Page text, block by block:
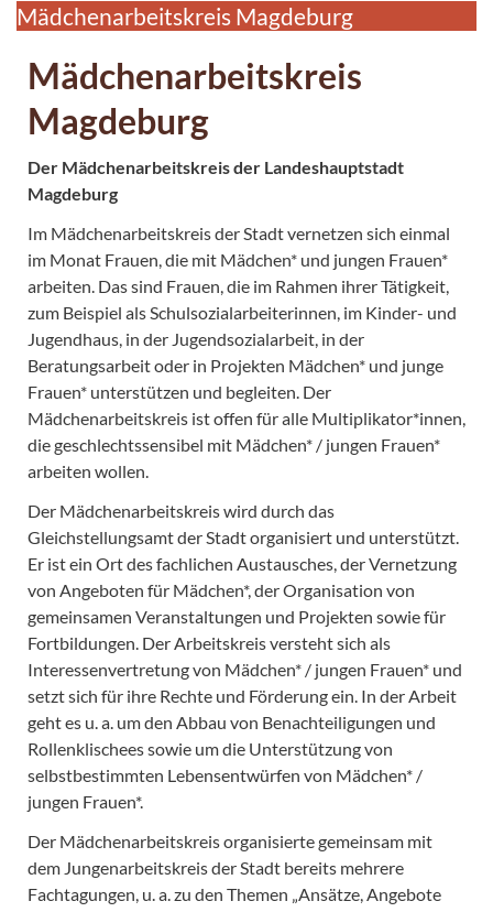
Mädchenarbeitskreis Magdeburg
Mädchenarbeitskreis
Magdeburg
Der Mädchenarbeitskreis der Landeshauptstadt
Magdeburg
Im Mädchenarbeitskreis der Stadt vernetzen sich einmal
im Monat Frauen, die mit Mädchen* und jungen Frauen*
arbeiten. Das sind Frauen, die im Rahmen ihrer Tätigkeit,
zum Beispiel als Schulsozialarbeiterinnen, im Kinder- und
Jugendhaus, in der Jugendsozialarbeit, in der
Beratungsarbeit oder in Projekten Mädchen* und junge
Frauen* unterstützen und begleiten. Der
Mädchenarbeitskreis ist offen für alle Multiplikator*innen,
die geschlechtssensibel mit Mädchen* / jungen Frauen*
arbeiten wollen.
Der Mädchenarbeitskreis wird durch das
Gleichstellungsamt der Stadt organisiert und unterstützt.
Er ist ein Ort des fachlichen Austausches, der Vernetzung
von Angeboten für Mädchen*, der Organisation von
gemeinsamen Veranstaltungen und Projekten sowie für
Fortbildungen. Der Arbeitskreis versteht sich als
Interessenvertretung von Mädchen* / jungen Frauen* und
setzt sich für ihre Rechte und Förderung ein. In der Arbeit
geht es u. a. um den Abbau von Benachteiligungen und
Rollenklischees sowie um die Unterstützung von
selbstbestimmten Lebensentwürfen von Mädchen* /
jungen Frauen*.
Der Mädchenarbeitskreis organisierte gemeinsam mit
dem Jungenarbeitskreis der Stadt bereits mehrere
Fachtagungen, u. a. zu den Themen „Ansätze, Angebote